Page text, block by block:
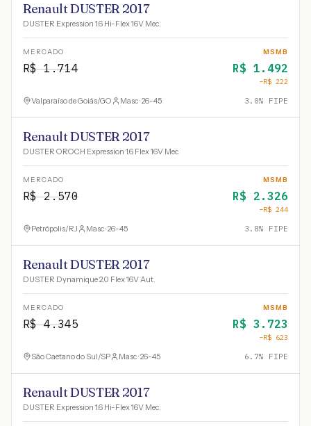
Renault DUSTER 2017
DUSTER Expression 1.6 Hi-Flex 16V Mec.
MERCADO
R$1.714
MSMB
R$ 1.492
−R$ 222
Valparaíso de Goiás/GO Masc · 26-45 3.0% FIPE
Renault DUSTER 2017
DUSTER OROCH Expression 1.6 Flex 16V Mec
MERCADO
R$2.570
MSMB
R$ 2.326
−R$ 244
Petrópolis/RJ Masc · 26-45 3.8% FIPE
Renault DUSTER 2017
DUSTER Dynamique 2.0 Flex 16V Aut.
MERCADO
R$4.345
MSMB
R$ 3.723
−R$ 623
São Caetano do Sul/SP Masc · 26-45 6.7% FIPE
Renault DUSTER 2017
DUSTER Expression 1.6 Hi-Flex 16V Mec.